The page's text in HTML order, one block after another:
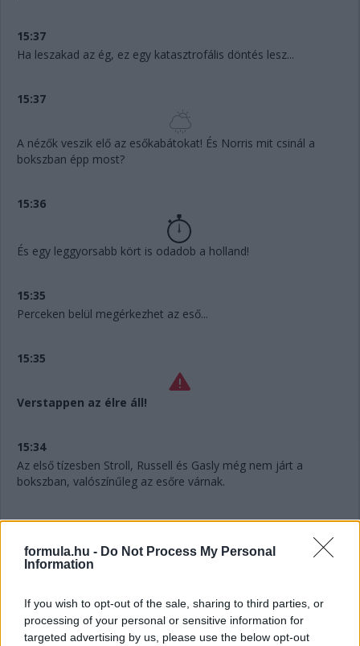
formula.hu - Do Not Process My Personal
Information
If you wish to opt-out of the sale, sharing to third parties, or
processing of your personal or sensitive information for
targeted advertising by us, please use the below opt-out
15:37
Ha leszakad az ég, ez egy katasztrofális döntés lesz...
15:37
A nézők veszik elő az esőkabátokat! És Norris mit csinál a
bokszban épp most?
15:36
És egy leggyorsabb kört is odadob a holland!
15:35
Perceken belül megérkezhet az eső...
15:35
Verstappen az élre áll!
15:34
Az első tízesben Stroll, Russell és Gasly még nem járt a
bokszban, valószínűleg az esőre várnak.
15:33
Verstappen megérkezik Perez nyakára!
Alonso! Megelőzi Russellt, aki még nem cserélt, de előtte
megcsípte a kavicságyat, és majdnem eldobta az autót...